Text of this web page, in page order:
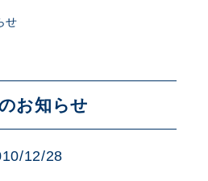
せ
お知らせ
12/28